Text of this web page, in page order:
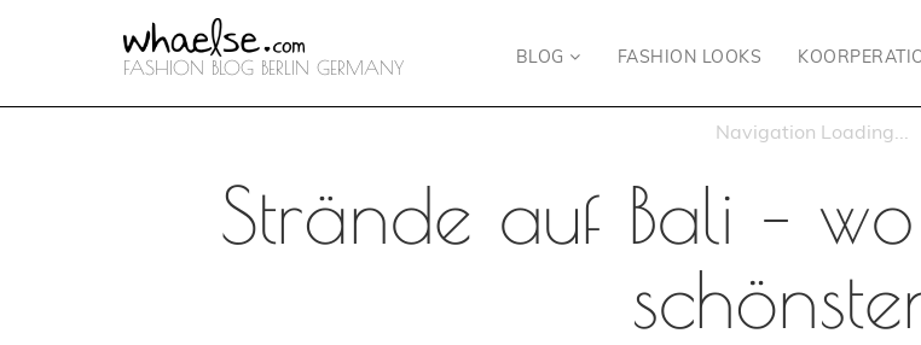
FASHION BLOG BERLIN GERMANY
BLOG FASHION LOOKS
Strände auf Bali –